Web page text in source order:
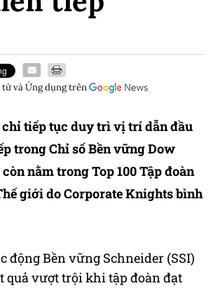
và Ứng dụngtrên
chỉ tiếp tục duy trì vị trí dẫn đầu
trong Chỉ số Bền vững Dow
nằm trong Top 100 Tập đoàn
giới do Corporate Knights bình
động Bền vững Schneider (SSI)
quả vượt trội khi tập đoàn đạt